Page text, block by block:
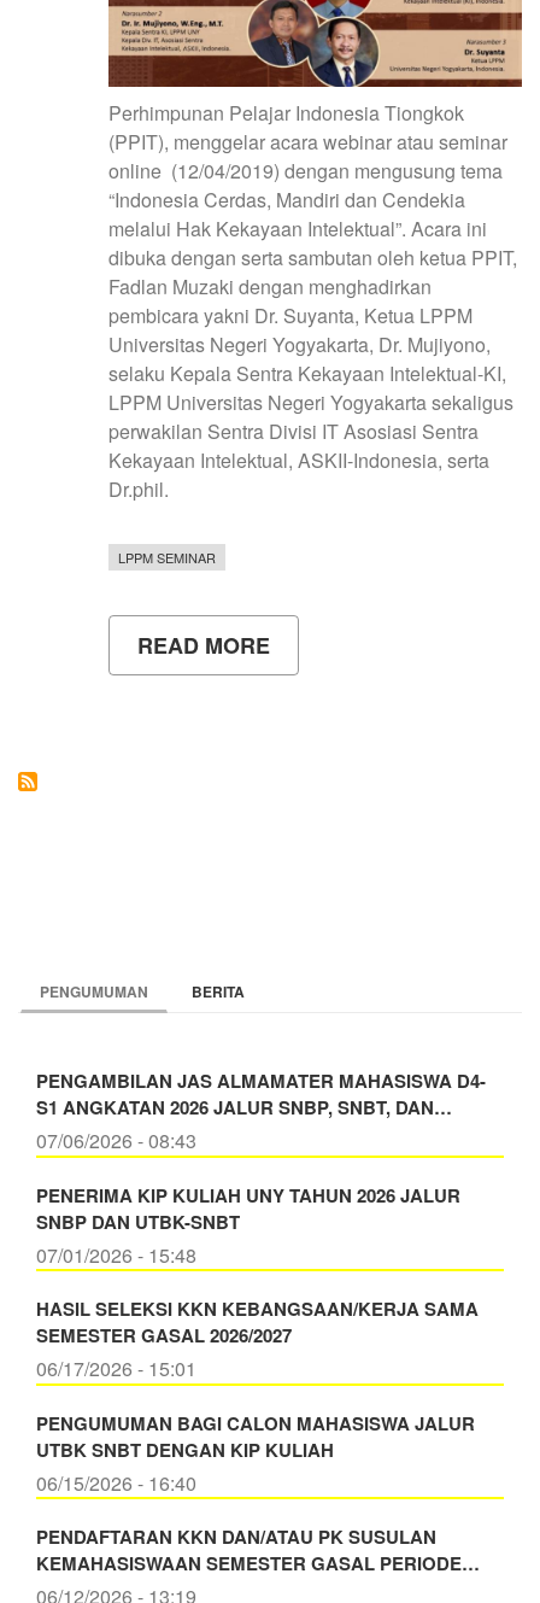
Perhimpunan Pelajar Indonesia Tiongkok
(PPIT), menggelar acara webinar atau seminar
online (12/04/2019) dengan mengusung tema
“Indonesia Cerdas, Mandiri dan Cendekia
melalui Hak Kekayaan Intelektual”. Acara ini
dibuka dengan serta sambutan oleh ketua PPIT,
Fadlan Muzaki dengan menghadirkan
pembicara yakni Dr. Suyanta, Ketua LPPM
Universitas Negeri Yogyakarta, Dr. Mujiyono,
selaku Kepala Sentra Kekayaan Intelektual-KI,
LPPM Universitas Negeri Yogyakarta sekaligus
perwakilan Sentra Divisi IT Asosiasi Sentra
Kekayaan Intelektual, ASKII-Indonesia, serta
Dr.phil.
LPPM SEMINAR
READ MORE
LPPM
PENGUMUMAN BERITA
PENGAMBILAN JAS ALMAMATER MAHASISWA D4-
S1 ANGKATAN 2026 JALUR SNBP, SNBT, DAN…
07/06/2026 - 08:43
PENERIMA KIP KULIAH UNY TAHUN 2026 JALUR
SNBP DAN UTBK-SNBT
07/01/2026 - 15:48
HASIL SELEKSI KKN KEBANGSAAN/KERJA SAMA
SEMESTER GASAL 2026/2027
06/17/2026 - 15:01
PENGUMUMAN BAGI CALON MAHASISWA JALUR
UTBK SNBT DENGAN KIP KULIAH
06/15/2026 - 16:40
PENDAFTARAN KKN DAN/ATAU PK SUSULAN
KEMAHASISWAAN SEMESTER GASAL PERIODE…
06/12/2026 - 13:19